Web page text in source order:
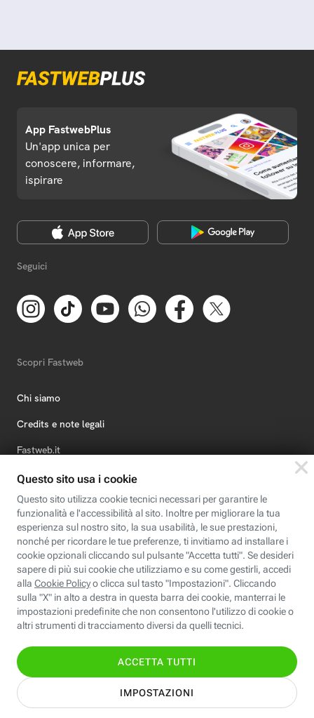
App FastwebPlus
Un'app unica per
conoscere, informare,
ispirare
Seguici
Scopri Fastweb
Chi siamo
Credits e note legali
Fastweb.it
Formazione
Fastweb Digital Academy
STEP FuturAbility District
Insieme, siamo futuro
© Fastweb SpA 2026 - P.IVA 12878470157
Informativa
Modifica